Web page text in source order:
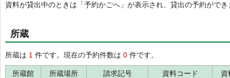
資料が貸出中のときは「予約かごへ」が表示され、貸出の予約ができ
所蔵
所蔵は 1 件です。現在の予約件数は 0 件です。
所蔵館 所蔵場所 請求記号 資料コード 資